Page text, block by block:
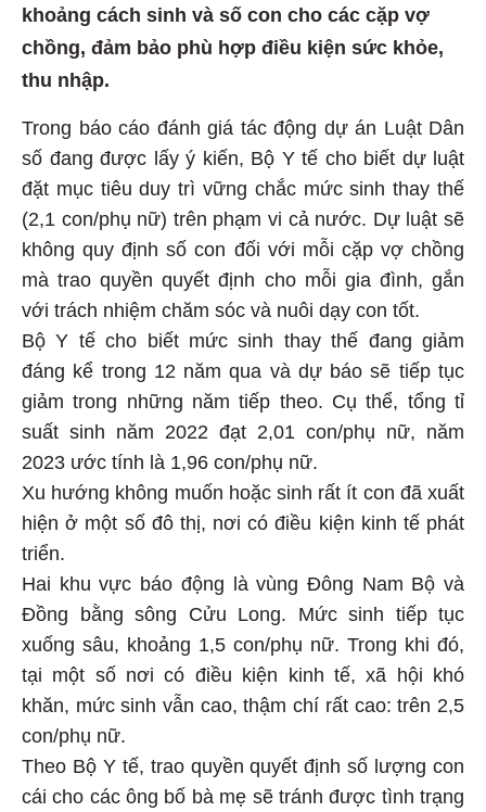
khoảng cách sinh và số con cho các cặp vợ
chồng, đảm bảo phù hợp điều kiện sức khỏe,
thu nhập.
Trong báo cáo đánh giá tác động dự án Luật Dân
số đang được lấy ý kiến, Bộ Y tế cho biết dự luật
đặt mục tiêu duy trì vững chắc mức sinh thay thế
(2,1 con/phụ nữ) trên phạm vi cả nước. Dự luật sẽ
không quy định số con đối với mỗi cặp vợ chồng
mà trao quyền quyết định cho mỗi gia đình, gắn
với trách nhiệm chăm sóc và nuôi dạy con tốt.
Bộ Y tế cho biết mức sinh thay thế đang giảm
đáng kể trong 12 năm qua và dự báo sẽ tiếp tục
giảm trong những năm tiếp theo. Cụ thể, tổng tỉ
suất sinh năm 2022 đạt 2,01 con/phụ nữ, năm
2023 ước tính là 1,96 con/phụ nữ.
Xu hướng không muốn hoặc sinh rất ít con đã xuất
hiện ở một số đô thị, nơi có điều kiện kinh tế phát
triển.
Hai khu vực báo động là vùng Đông Nam Bộ và
Đồng bằng sông Cửu Long. Mức sinh tiếp tục
xuống sâu, khoảng 1,5 con/phụ nữ. Trong khi đó,
tại một số nơi có điều kiện kinh tế, xã hội khó
khăn, mức sinh vẫn cao, thậm chí rất cao: trên 2,5
con/phụ nữ.
Theo Bộ Y tế, trao quyền quyết định số lượng con
cái cho các ông bố bà mẹ sẽ tránh được tình trạng